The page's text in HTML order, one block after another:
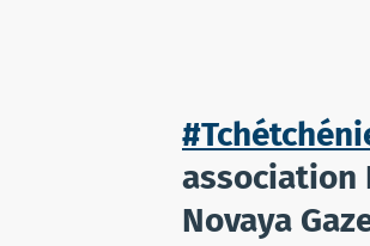
association
Novaya